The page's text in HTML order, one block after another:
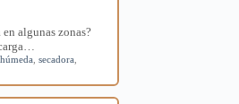
algunas zonas?
,secadora